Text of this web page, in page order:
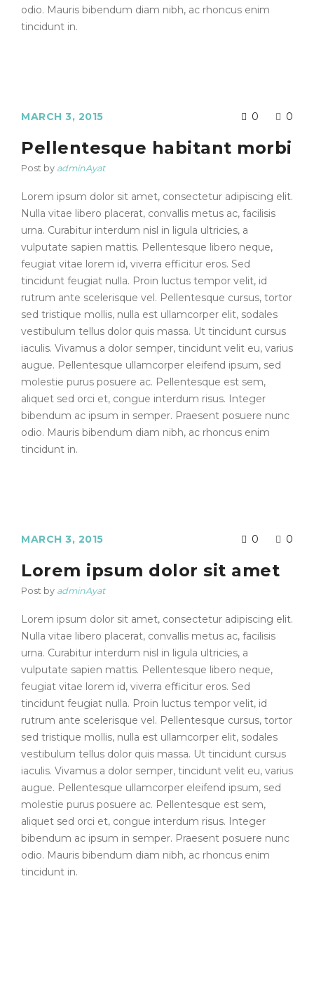
odio. Mauris bibendum diam nibh, ac rhoncus enim
tincidunt in.
MARCH 3, 2015 0 0
Pellentesque habitant morbi
Post by adminAyat
Lorem ipsum dolor sit amet, consectetur adipiscing elit.
Nulla vitae libero placerat, convallis metus ac, facilisis
urna. Curabitur interdum nisl in ligula ultricies, a
vulputate sapien mattis. Pellentesque libero neque,
feugiat vitae lorem id, viverra efficitur eros. Sed
tincidunt feugiat nulla. Proin luctus tempor velit, id
rutrum ante scelerisque vel. Pellentesque cursus, tortor
sed tristique mollis, nulla est ullamcorper elit, sodales
vestibulum tellus dolor quis massa. Ut tincidunt cursus
iaculis. Vivamus a dolor semper, tincidunt velit eu, varius
augue. Pellentesque ullamcorper eleifend ipsum, sed
molestie purus posuere ac. Pellentesque est sem,
aliquet sed orci et, congue interdum risus. Integer
bibendum ac ipsum in semper. Praesent posuere nunc
odio. Mauris bibendum diam nibh, ac rhoncus enim
tincidunt in.
MARCH 3, 2015 0 0
Lorem ipsum dolor sit amet
Post by adminAyat
Lorem ipsum dolor sit amet, consectetur adipiscing elit.
Nulla vitae libero placerat, convallis metus ac, facilisis
urna. Curabitur interdum nisl in ligula ultricies, a
vulputate sapien mattis. Pellentesque libero neque,
feugiat vitae lorem id, viverra efficitur eros. Sed
tincidunt feugiat nulla. Proin luctus tempor velit, id
rutrum ante scelerisque vel. Pellentesque cursus, tortor
sed tristique mollis, nulla est ullamcorper elit, sodales
vestibulum tellus dolor quis massa. Ut tincidunt cursus
iaculis. Vivamus a dolor semper, tincidunt velit eu, varius
augue. Pellentesque ullamcorper eleifend ipsum, sed
molestie purus posuere ac. Pellentesque est sem,
aliquet sed orci et, congue interdum risus. Integer
bibendum ac ipsum in semper. Praesent posuere nunc
odio. Mauris bibendum diam nibh, ac rhoncus enim
tincidunt in.